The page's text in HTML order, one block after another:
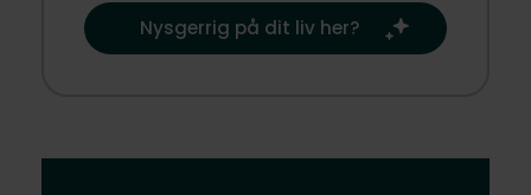
Nysgerrig på dit liv her?​